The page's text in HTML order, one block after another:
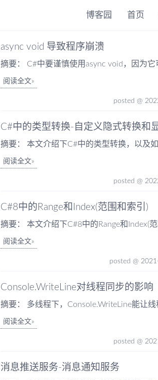
博客园 首页
async void 导致程序崩溃
摘要： C#中要谨慎使用async void，因为它
阅读全文
posted @
C#中的类型转换-自定义隐式转换和
摘要： 本文介绍下C#中的类型转换，以及
阅读全文
posted @
C#8中的Range和Index(范围和索引)
摘要： 本文介绍下C#8中的Range和Index(
阅读全文
posted @
Console.WriteLine对线程同步的影响
摘要： 多线程下，Console.WriteLine能让
阅读全文
posted @
消息推送服务-消息通知服务